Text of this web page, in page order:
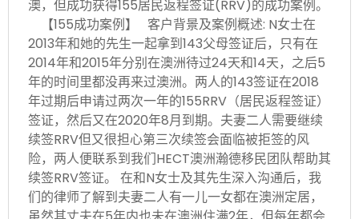
澳，但成功获得155居民返程签证(RRV)的成功案例。
【155成功案例】 客户背景及案例概述: N女士在
2013年和她的先生一起拿到143父母签证后，只有在
2014年和2015年分别在澳洲待过24天和14天，之后5
年的时间里都没再来过澳洲。两人的143签证在2018
年过期后申请过两次一年的155RRV（居民返程签证）
签证，然后又在2020年8月到期。夫妻二人需要继续
续签RRV但又很担心第三次续签会面临被拒签的风
险，两人便联系到我们HECT澳洲瀚德移民团队帮助其
续签RRV签证。 在和N女士及其先生深入沟通后，我
们的律师了解到夫妻二人有一儿一女都在澳洲定居，